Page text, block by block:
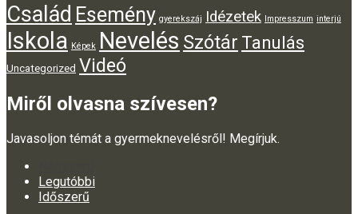
Család Esemény gyerekszáj Idézetek Impresszum interjú
Iskola Képek Nevelés Szótár Tanulás
Uncategorized Videó
Miről olvasna szívesen?
Javasoljon témát a gyermeknevelésről! Megírjuk.
Legutóbbi
Időszerű